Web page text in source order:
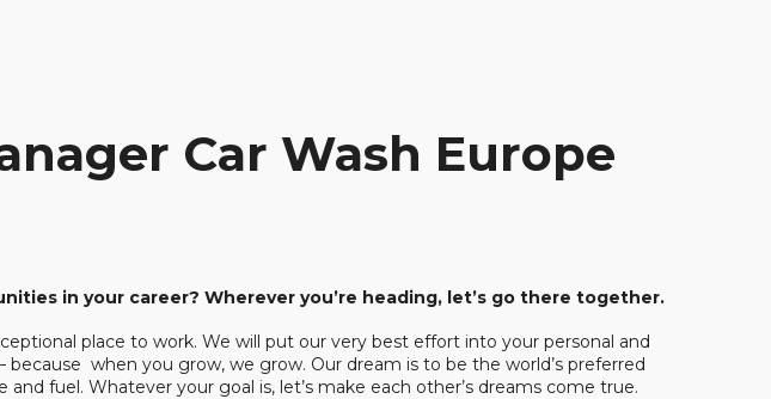
Car Wash Europe
in your career? Wherever you’re heading, let’s go there together.
place to work. We will put our very best effort into your personal and
because  when you grow, we grow. Our dream is to be the world’s preferred
fuel. Whatever your goal is, let’s make each other’s dreams come true.